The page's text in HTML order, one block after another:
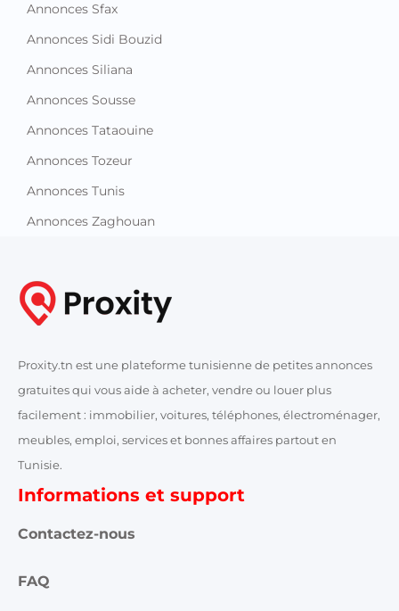
Annonces Sfax
Annonces Sidi Bouzid
Annonces Siliana
Annonces Sousse
Annonces Tataouine
Annonces Tozeur
Annonces Tunis
Annonces Zaghouan
Proxity.tn est une plateforme tunisienne de petites annonces
gratuites qui vous aide à acheter, vendre ou louer plus
facilement : immobilier, voitures, téléphones, électroménager,
meubles, emploi, services et bonnes affaires partout en
Tunisie.
Informations et support
Contactez-nous
FAQ